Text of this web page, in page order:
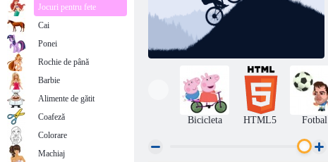
Bicicleta HTML5 Fotbal
Jocuri pentru fete
Cai
Ponei
Rochie de până
Barbie
Alimente de gătit
Coafeză
Colorare
Machiaj